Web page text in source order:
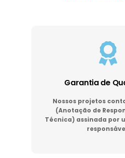
Garantia de
Nossos projetos
(Anotação de
Técnica) assinada por